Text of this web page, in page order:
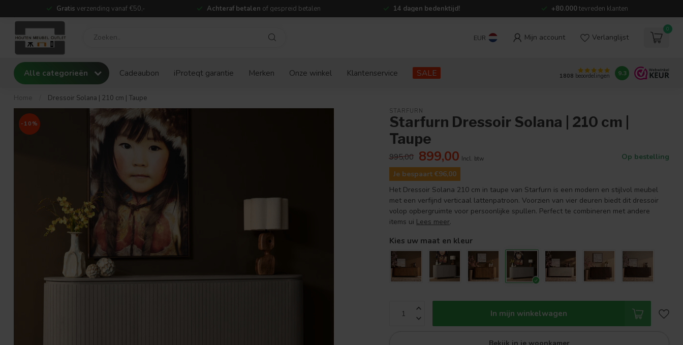
Gratis verzending vanaf €50,- Achteraf betalen of gespreid betalen 14 dagen bedenktijd! +80.000tevreden klanten
EUR Mijn account Verlanglijst
0
Alle categorieën Cadeaubon iProteqt garantie Merken Onze winkel Klantenservice SALE 1808 beoordelingen 9.3
Home Dressoir Solana | 210 cm | Taupe
-10%
STARFURN
Starfurn Dressoir Solana | 210 cm |
Taupe
995,00 899,00 Incl. btw
Op bestelling
Je bespaart €96,00
Het Dressoir Solana 210 cm in taupe van Starfurn is een modern en stijlvol meubel
met een verfijnd verticaal lattenpatroon. Voorzien van vier deuren biedt dit dressoir
volop opbergruimte voor persoonlijke spullen. Perfect te combineren met andere
items ui Lees meer.
Kies uw maat en kleur
In mijn winkelwagen